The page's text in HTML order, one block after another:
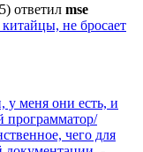
ответил mse
не бросает
меня они есть, и
программатор/
чего для